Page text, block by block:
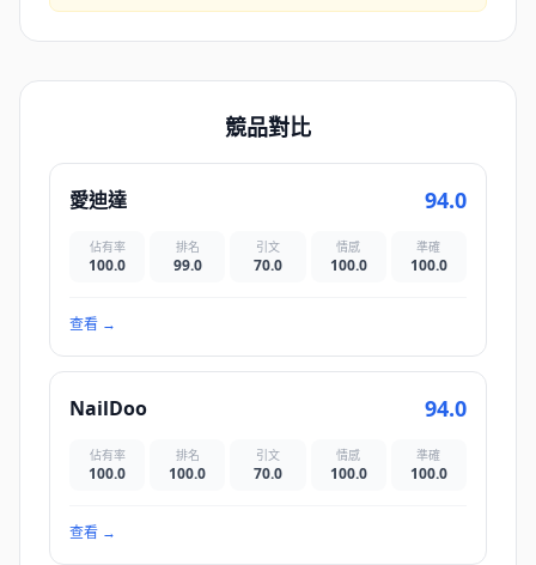
競品對比
愛迪達 94.0
佔有率
100.0
排名
99.0
引文
70.0
情感
100.0
準確
100.0
查看 →
NailDoo 94.0
佔有率
100.0
排名
100.0
引文
70.0
情感
100.0
準確
100.0
查看 →